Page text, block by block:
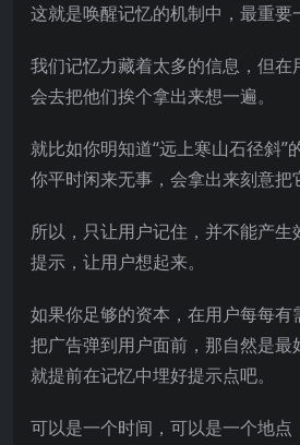
这就是唤醒记忆的机制中，最重要
我们记忆力藏着太多的信息，但在
会去把他们挨个拿出来想一遍。
就比如你明知道“远上寒山石径斜”
你平时闲来无事，会拿出来刻意把
所以，只让用户记住，并不能产生
提示，让用户想起来。
如果你足够的资本，在用户每每有
把广告弹到用户面前，那自然是最
就提前在记忆中埋好提示点吧。
可以是一个时间，可以是一个地点